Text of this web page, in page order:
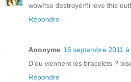
wow!!so destroyer!!i love this
Répondre
Anonyme 16 septembre 2011 à
D'ou viennent les bracelets ?
Répondre